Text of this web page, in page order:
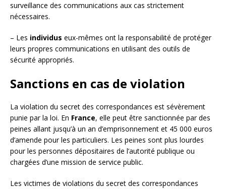
surveillance des communications aux cas strictement
nécessaires.
– Les individus eux-mêmes ont la responsabilité de protéger
leurs propres communications en utilisant des outils de
sécurité appropriés.
Sanctions en cas de violation
La violation du secret des correspondances est sévèrement
punie par la loi. En France, elle peut être sanctionnée par des
peines allant jusqu’à un an d’emprisonnement et 45 000 euros
d’amende pour les particuliers. Les peines sont plus lourdes
pour les personnes dépositaires de l’autorité publique ou
chargées d’une mission de service public.
Les victimes de violations du secret des correspondances